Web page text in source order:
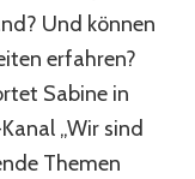
Und können
erfahren?
Sabine in
„Wir sind
Themen